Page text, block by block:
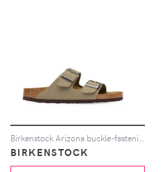
BIRKENSTOCK